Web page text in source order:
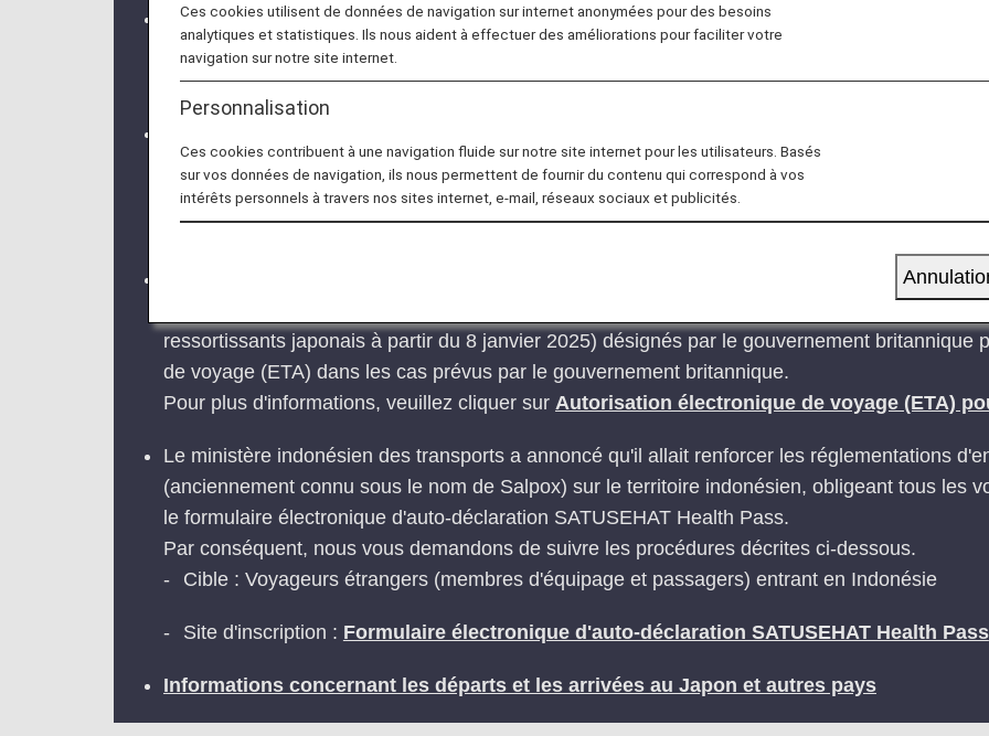
En raison de l'épidémie d'Ebola en République démocratique du Congo et en Ouganda,
restrictions de voyage et renforcé leurs mesures de quarantaine.
Pour en savoir plus, veuillez consulter la section« Avis concernant les restrictions de
À partir du 4 février 2025, le seul formulaire de déclaration douanière valable pour entrer sur
électronique, « l'EDF (GUAM Electronic Declaration Form) ».
Pour en savoir plus, veuillez consulterle site internet du Guam Visitors Bureau. (en
ressortissants japonais à partir du 8 janvier 2025) désignés par le gouvernement britannique
de voyage (ETA) dans les cas prévus par le gouvernement britannique.
Pour plus d'informations, veuillez cliquer sur Autorisation électronique de voyage (ETA)
Le ministère indonésien des transports a annoncé qu'il allait renforcer les réglementations
(anciennement connu sous le nom de Salpox) sur le territoire indonésien, obligeant tous les
le formulaire électronique d'auto-déclaration SATUSEHAT Health Pass.
Par conséquent, nous vous demandons de suivre les procédures décrites ci-dessous.
Cible : Voyageurs étrangers (membres d'équipage et passagers) entrant en Indonésie
Site d'inscription : Formulaire électronique d'auto-déclaration SATUSEHAT Health Pass
Informations concernant les départs et les arrivées au Japon et autres pays
Ces cookies utilisent de données de navigation sur internet anonymées pour des besoins
analytiques et statistiques. Ils nous aident à effectuer des améliorations pour faciliter votre
navigation sur notre site internet.
Personnalisation
Ces cookies contribuent à une navigation fluide sur notre site internet pour les utilisateurs. Basés
sur vos données de navigation, ils nous permettent de fournir du contenu qui correspond à vos
intérêts personnels à travers nos sites internet, e-mail, réseaux sociaux et publicités.